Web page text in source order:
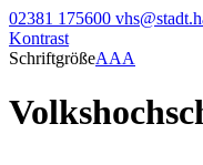
02381 175600
Kontrast
SchriftgrößeAAA